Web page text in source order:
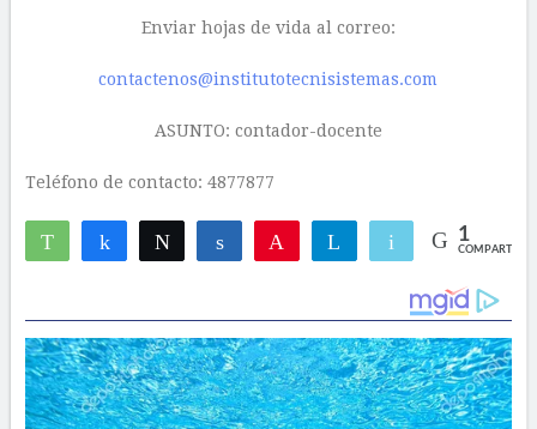
Enviar hojas de vida al correo:
contactenos@institutotecnisistemas.com
ASUNTO: contador-docente
Teléfono de contacto: 4877877
WhatsAppCompartirTwittear Compartir Telegram Email 1
COMPARTIR